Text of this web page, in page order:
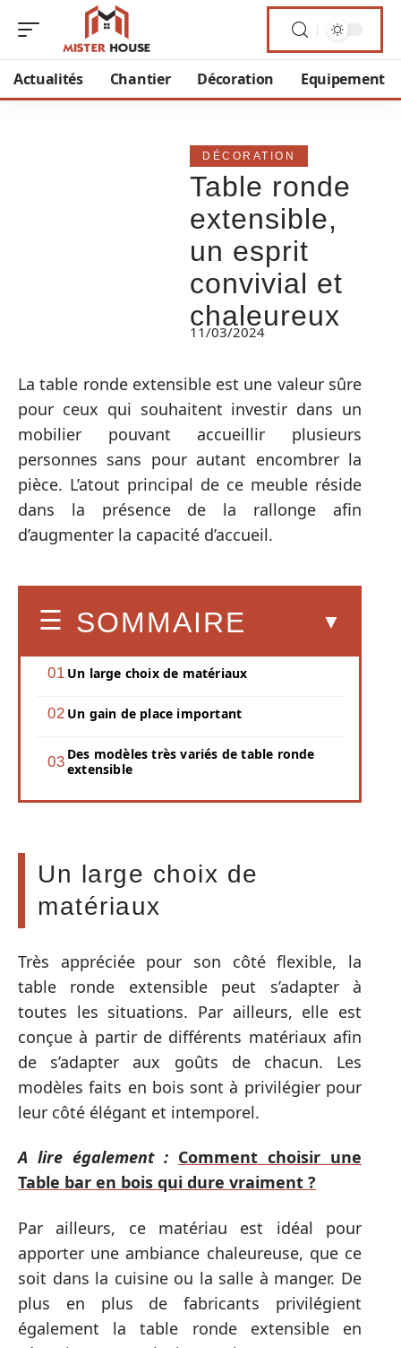
Actualités Chantier Décoration Equipement
DÉCORATION
Table ronde
extensible,
un esprit
convivial et
chaleureux
11/03/2024
La table ronde extensible est une valeur sûre
pour ceux qui souhaitent investir dans un
mobilier pouvant accueillir plusieurs
personnes sans pour autant encombrer la
pièce. L’atout principal de ce meuble réside
dans la présence de la rallonge afin
d’augmenter la capacité d’accueil.
SOMMAIRE
Un large choix de matériaux
Un gain de place important
Des modèles très variés de table ronde
extensible
Un large choix de
matériaux
Très appréciée pour son côté flexible, la
table ronde extensible peut s’adapter à
toutes les situations. Par ailleurs, elle est
conçue à partir de différents matériaux afin
de s’adapter aux goûts de chacun. Les
modèles faits en bois sont à privilégier pour
leur côté élégant et intemporel.
A lire également : Comment choisir une
Table bar en bois qui dure vraiment ?
Par ailleurs, ce matériau est idéal pour
apporter une ambiance chaleureuse, que ce
soit dans la cuisine ou la salle à manger. De
plus en plus de fabricants privilégient
également la table ronde extensible en